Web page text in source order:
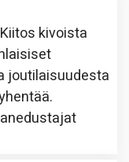
Kiitos kivoista
joutilaisuudesta